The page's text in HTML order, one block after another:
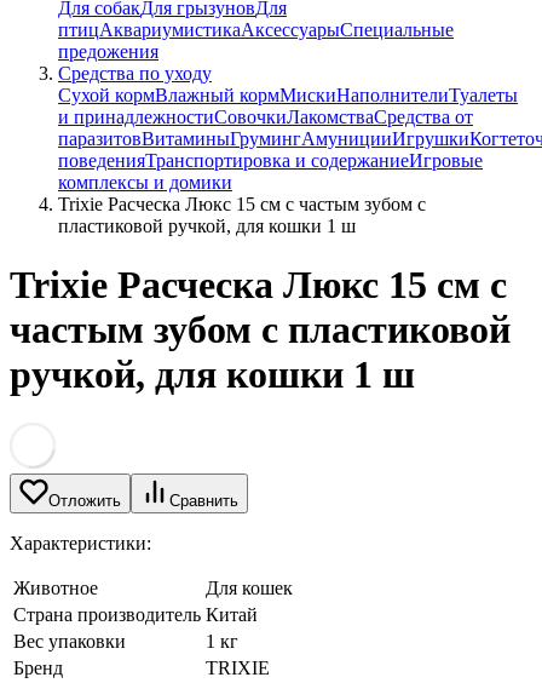
Для собакДля грызуновДля
птицАквариумистикаАксессуарыСпециальные
предожения
Средства по уходу
Сухой кормВлажный кормМискиНаполнителиТуалеты
и принадлежностиСовочкиЛакомстваСредства от
паразитовВитаминыГрумингАмуницииИгрушки
поведенияТранспортировка и содержаниеИгровые
комплексы и домики
Trixie Расческа Люкс 15 см с частым зубом с
пластиковой ручкой, для кошки 1 ш
Trixie Расческа Люкс 15 см с
частым зубом с пластиковой
ручкой, для кошки 1 ш
Отложить Сравнить
Характеристики:
Животное
Для кошек
Страна производитель Китай
Вес упаковки
1 кг
Бренд
TRIXIE